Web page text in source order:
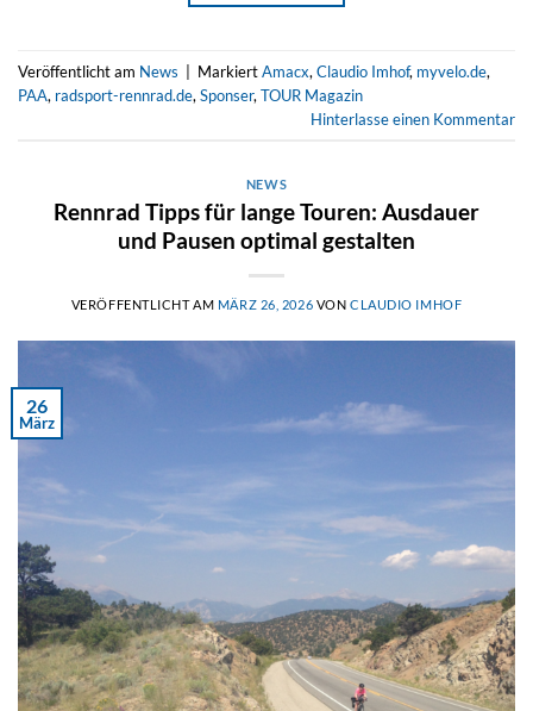
Veröffentlicht am News MarkiertAmacx, Claudio Imhof, myvelo.de,
PAA, radsport-rennrad.de, Sponser, TOUR Magazin
Hinterlasse einen Kommentar
NEWS
Rennrad Tipps für lange Touren: Ausdauer
und Pausen optimal gestalten
VERÖFFENTLICHT AM MÄRZ 26, 2026 VON CLAUDIO IMHOF
26
März